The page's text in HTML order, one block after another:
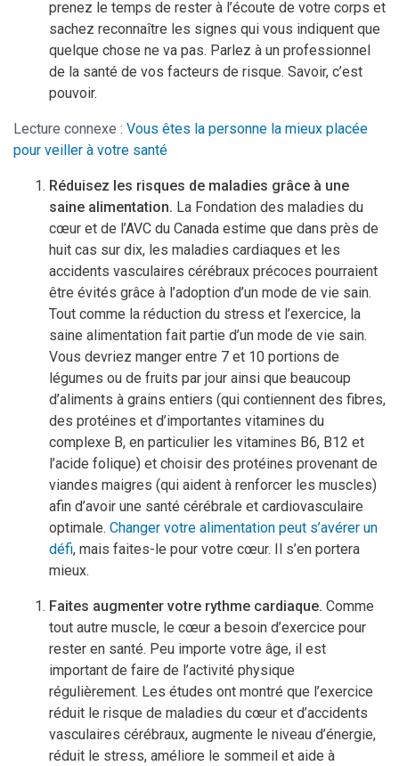
prenez le temps de rester à l’écoute de votre corps et
sachez reconnaître les signes qui vous indiquent que
quelque chose ne va pas. Parlez à un professionnel
de la santé de vos facteurs de risque. Savoir, c’est
pouvoir.
Lecture connexe : Vous êtes la personne la mieux placée
pour veiller à votre santé
Réduisez les risques de maladies grâce à une
saine alimentation. La Fondation des maladies du
cœur et de l’AVC du Canada estime que dans près de
huit cas sur dix, les maladies cardiaques et les
accidents vasculaires cérébraux précoces pourraient
être évités grâce à l’adoption d’un mode de vie sain.
Tout comme la réduction du stress et l’exercice, la
saine alimentation fait partie d’un mode de vie sain.
Vous devriez manger entre 7 et 10 portions de
légumes ou de fruits par jour ainsi que beaucoup
d’aliments à grains entiers (qui contiennent des fibres,
des protéines et d’importantes vitamines du
complexe B, en particulier les vitamines B6, B12 et
l’acide folique) et choisir des protéines provenant de
viandes maigres (qui aident à renforcer les muscles)
afin d’avoir une santé cérébrale et cardiovasculaire
optimale. Changer votre alimentation peut s’avérer un
défi, mais faites-le pour votre cœur. Il s’en portera
mieux.
Faites augmenter votre rythme cardiaque. Comme
tout autre muscle, le cœur a besoin d’exercice pour
rester en santé. Peu importe votre âge, il est
important de faire de l’activité physique
régulièrement. Les études ont montré que l’exercice
réduit le risque de maladies du cœur et d’accidents
vasculaires cérébraux, augmente le niveau d’énergie,
réduit le stress, améliore le sommeil et aide à